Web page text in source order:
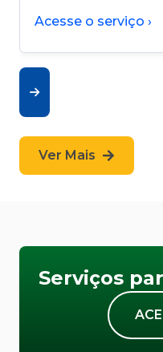
Acesse o serviço ›
Ver Mais
Serviços